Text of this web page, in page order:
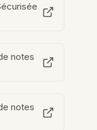
notes
notes